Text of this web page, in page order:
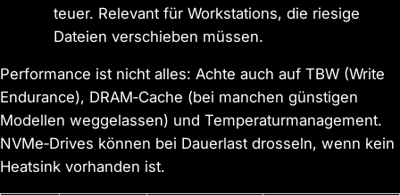
teuer. Relevant für Workstations, die riesige
Dateien verschieben müssen.
Performance ist nicht alles: Achte auch auf TBW (Write
Endurance), DRAM‑Cache (bei manchen günstigen
Modellen weggelassen) und Temperaturmanagement.
NVMe‑Drives können bei Dauerlast drosseln, wenn kein
Heatsink vorhanden ist.